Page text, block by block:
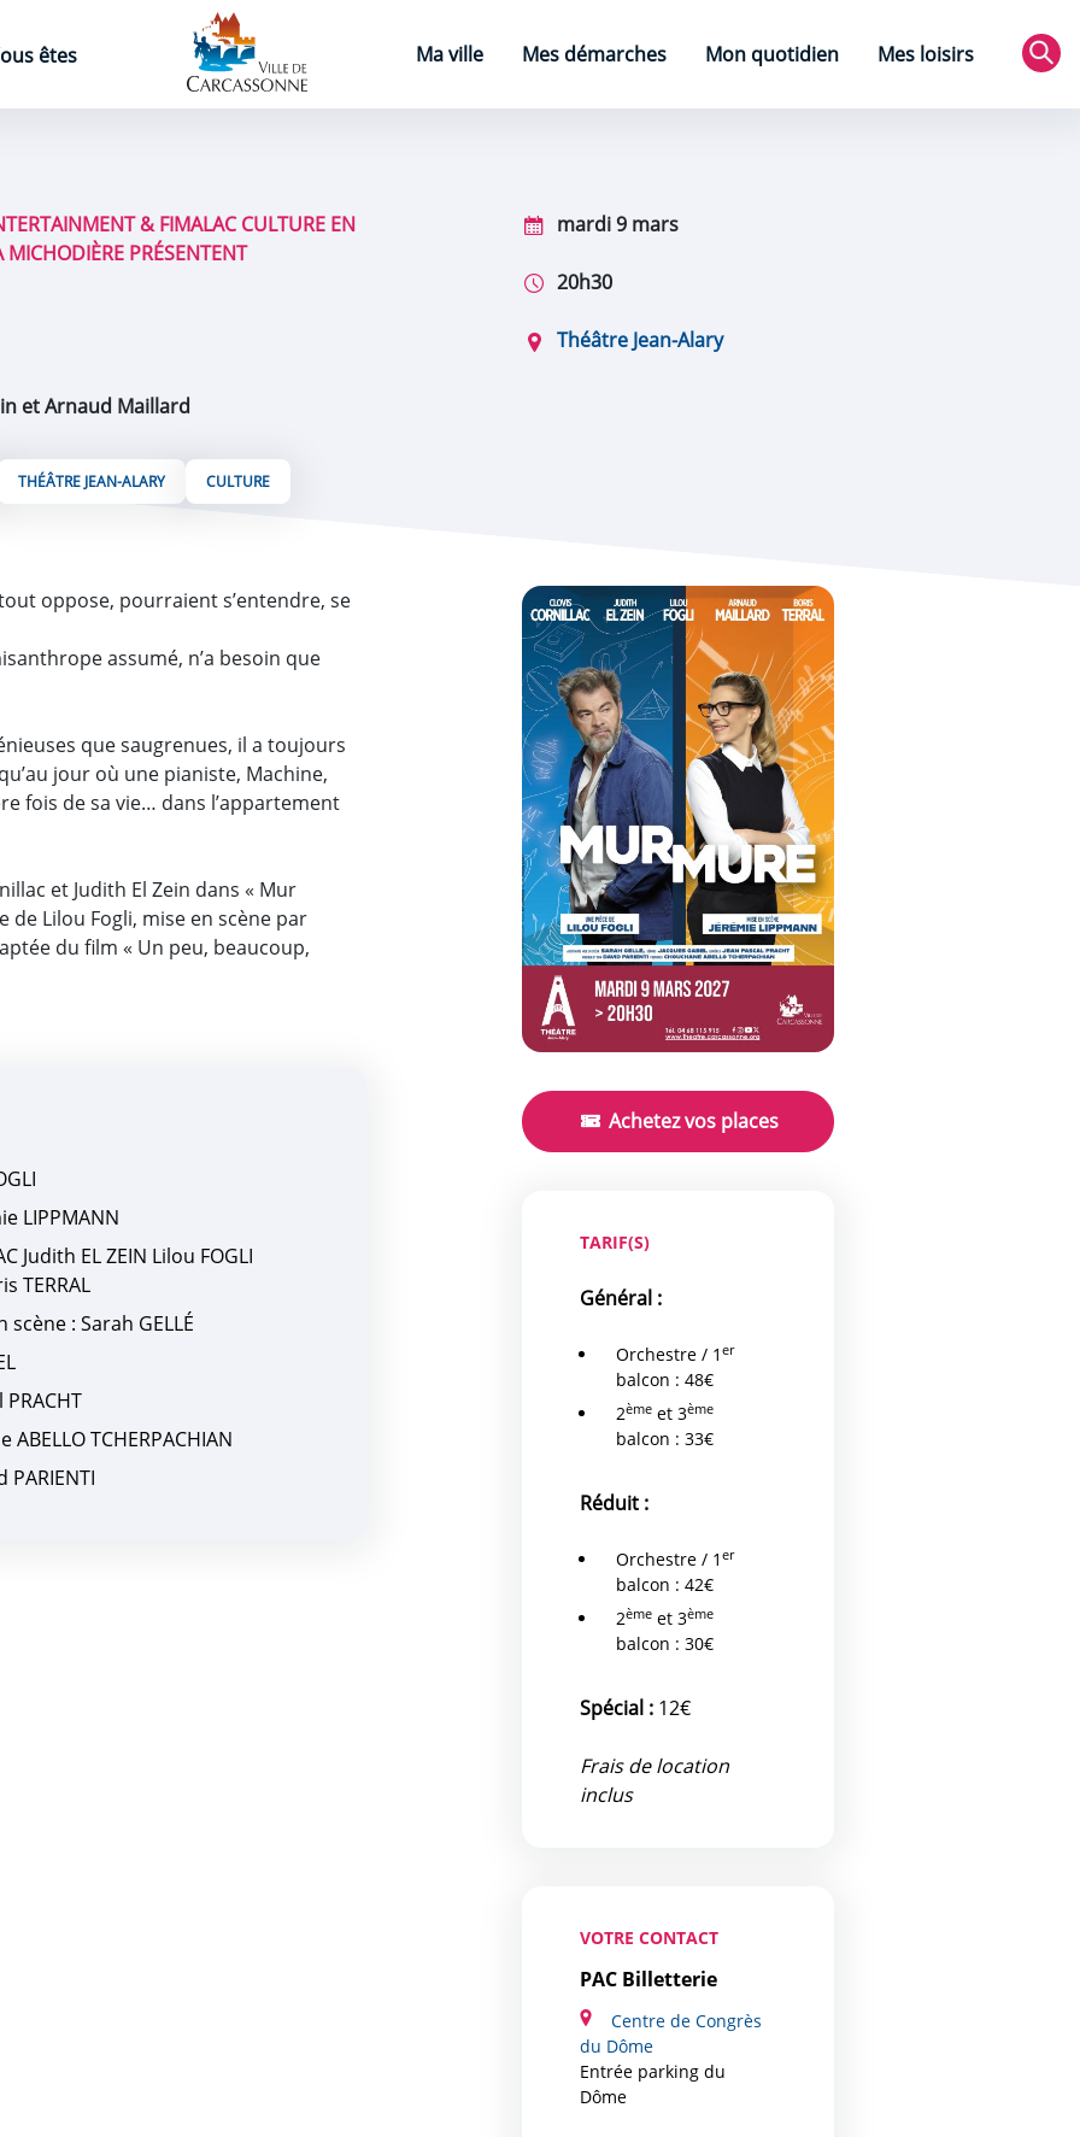
êtes
Page d'accueil
Ma ville
Mes démarches Mon quotidien
Mes loisirs
& FIMALAC CULTURE EN
MICHODIÈRE PRÉSENTENT
et Arnaud Maillard
THÉÂTRE JEAN-ALARY CULTURE
mardi 9 mars
20h30
Théâtre Jean-Alary
oppose, pourraient s’entendre, se
assumé, n’a besoin que
que saugrenues, il a toujours
jour où une pianiste, Machine,
fois de sa vie… dans l’appartement
et Judith El Zein dans « Mur
Lilou Fogli, mise en scène par
du film « Un peu, beaucoup,
LIPPMANN
Judith EL ZEIN Lilou FOGLI
TERRAL
: Sarah GELLÉ
TCHERPACHIAN
Zoom de l'image
Achetez vos places
TARIF(S)
Général :
Orchestre / 1er
balcon : 48€
2ème et 3ème
balcon : 33€
Réduit :
Orchestre / 1er
balcon : 42€
2ème et 3ème
balcon : 30€
Spécial : 12€
Frais de location
inclus
VOTRE CONTACT
PAC Billetterie
Centre de Congrès
du Dôme
Entrée parking du
Dôme